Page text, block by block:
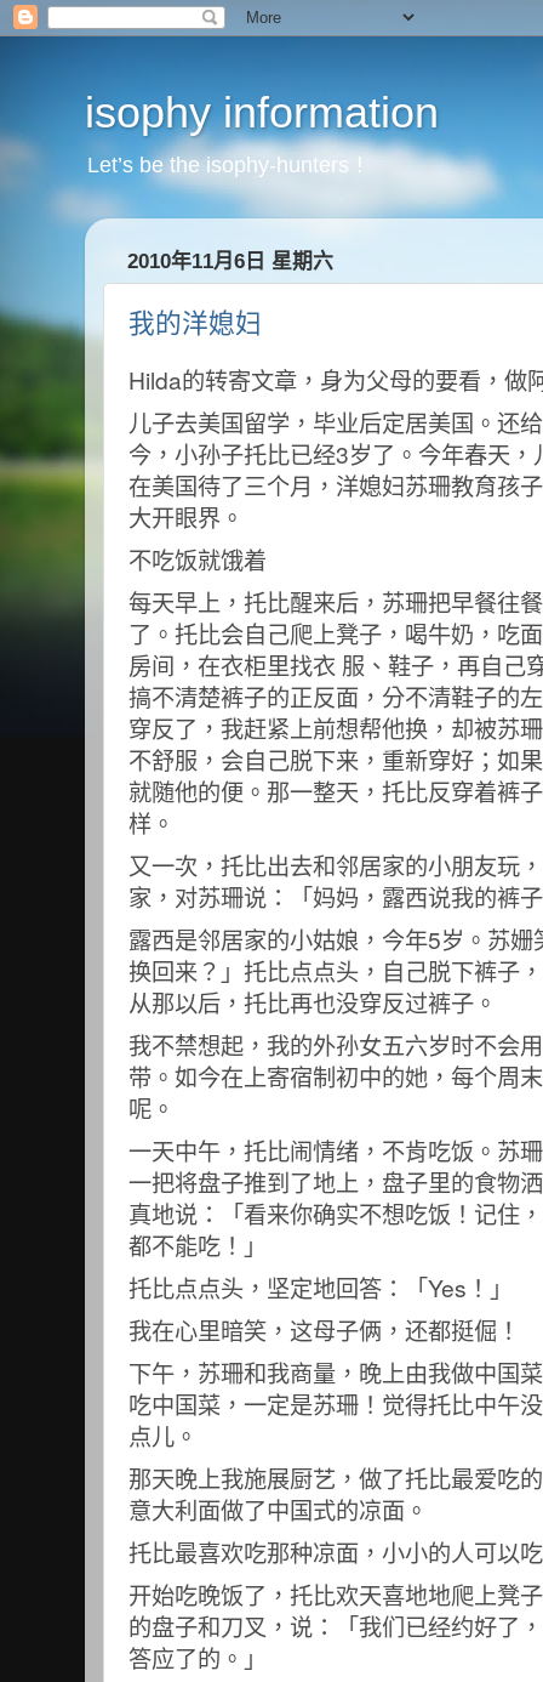
isophy information
Let’s be the isophy-hunters！
2010年11月6日 星期六
我的洋媳妇
Hilda的转寄文章，身为父母的要看，做
儿子去美国留学，毕业后定居美国。还
今，小孙子托比已经3岁了。今年春天
在美国待了三个月，洋媳妇苏珊教育孩
大开眼界。
不吃饭就饿着
每天早上，托比醒来后，苏珊把早餐往
了。托比会自己爬上凳子，喝牛奶，吃
房间，在衣柜里找衣 服、鞋子，再自己
搞不清楚裤子的正反面，分不清鞋子的
穿反了，我赶紧上前想帮他换，却被苏
不舒服，会自己脱下来，重新穿好；如
就随他的便。那一整天，托比反穿着裤
样。
又一次，托比出去和邻居家的小朋友玩
家，对苏珊说：「妈妈，露西说我的裤
露西是邻居家的小姑娘，今年5岁。苏
换回来？」托比点点头，自己脱下裤子
从那以后，托比再也没穿反过裤子。
我不禁想起，我的外孙女五六岁时不会
带。如今在上寄宿制初中的她，每个周
呢。
一天中午，托比闹情绪，不肯吃饭。苏
一把将盘子推到了地上，盘子里的食物
真地说：「看来你确实不想吃饭！记住
都不能吃！」
托比点点头，坚定地回答：「Yes！」
我在心里暗笑，这母子俩，还都挺倔！
下午，苏珊和我商量，晚上由我做中国
吃中国菜，一定是苏珊！觉得托比中午
点儿。
那天晚上我施展厨艺，做了托比最爱吃
意大利面做了中国式的凉面。
托比最喜欢吃那种凉面，小小的人可以
开始吃晚饭了，托比欢天喜地地爬上凳
的盘子和刀叉，说：「我们已经约好了
答应了的。」